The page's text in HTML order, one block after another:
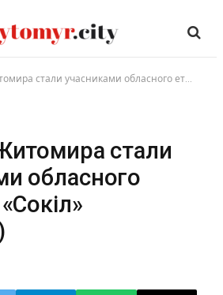
стали учасниками обласного етапу гри «Сокіл» («Джура»)
стали
обласного